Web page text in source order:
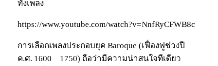
ทั้งเพลง
https://www.youtube.com/watch?v=NnfRyCFWB8c
การเลือกเพลงประกอบยุค Baroque (เฟื่องฟูช่วงปี
ค.ศ. 1600 – 1750) ถือว่ามีความน่าสนใจทีเดียว